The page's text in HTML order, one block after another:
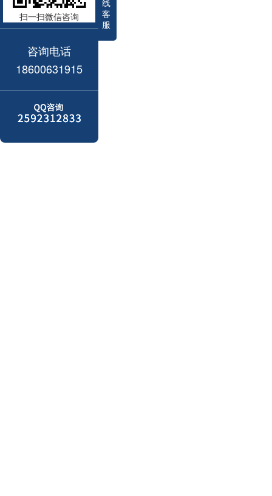
线
客
服
扫一扫微信咨询
咨询电话
18600631915